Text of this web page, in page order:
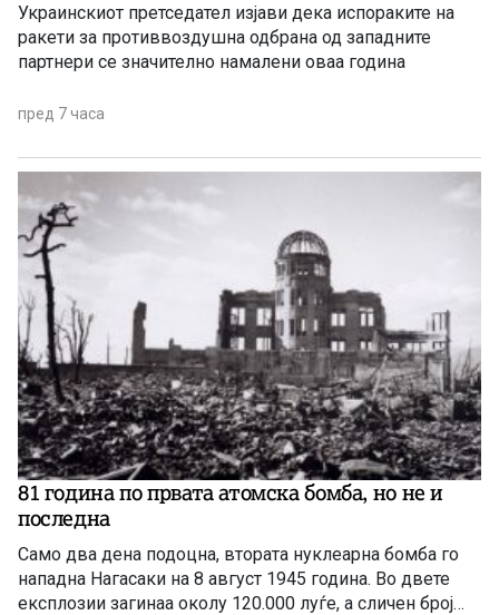
Украинскиот претседател изјави дека испораките на
ракети за противвоздушна одбрана од западните
партнери се значително намалени оваа година
пред 7 часа
81 година по првата атомска бомба, но не и
последна
Само два дена подоцна, втората нуклеарна бомба го
нападна Нагасаки на 8 август 1945 година. Во двете
експлозии загинаа околу 120.000 луѓе, а сличен број